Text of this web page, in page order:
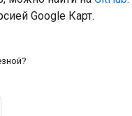
Google Карт.